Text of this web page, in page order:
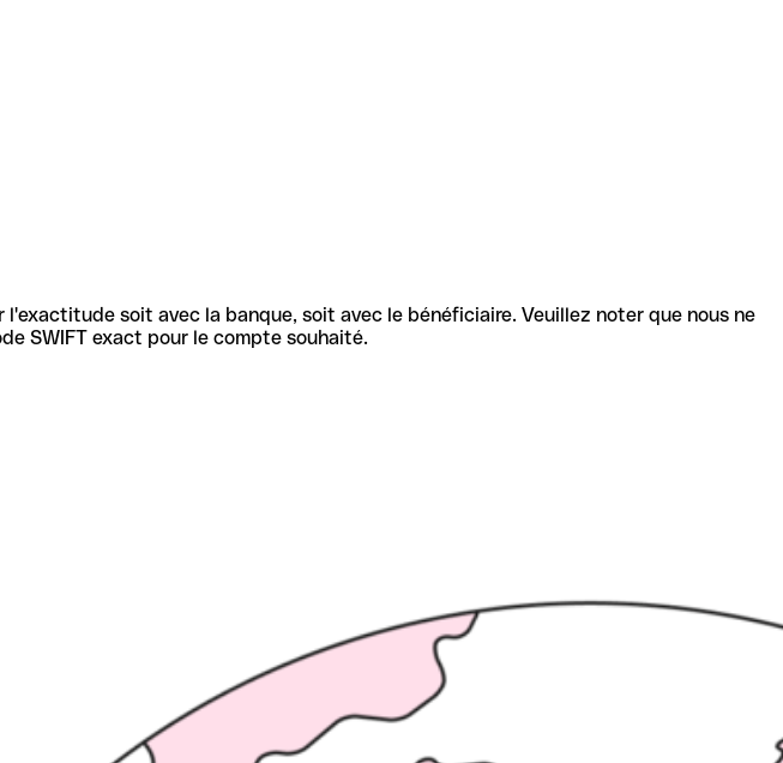
soit avec la banque, soit avec le bénéficiaire. Veuillez noter que nous ne
SWIFT exact pour le compte souhaité.